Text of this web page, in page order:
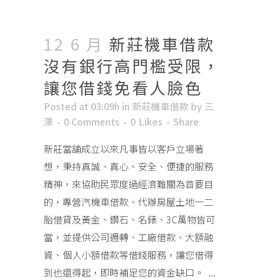
12 6 月 新莊機車借款
沒有銀行高門檻受限，
讓您借錢免看人臉色
Posted at 03:09h in 新莊機車借款 by 三
澤
0 Comments 0 Likes
Share
新莊當舖成立以來凡事皆以客戶立場著
想，秉持真誠、真心、安全、便捷的服務
精神，來協助民眾度過經濟難關為首要目
的，專營汽機車借款、代辦房屋土地一二
胎借貸及黃金、鑽石、名錶、3C萬物皆可
當，並提供公司週轉、工廠借款、大額融
資、個人小額借款等借錢服務，讓您借得
到也還得起，即時補足您的資金缺口。 ...